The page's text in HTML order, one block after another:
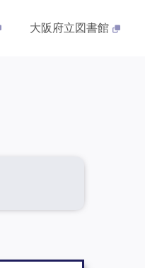
大阪府立図書館